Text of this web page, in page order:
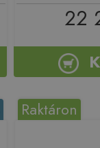
22
Raktáron